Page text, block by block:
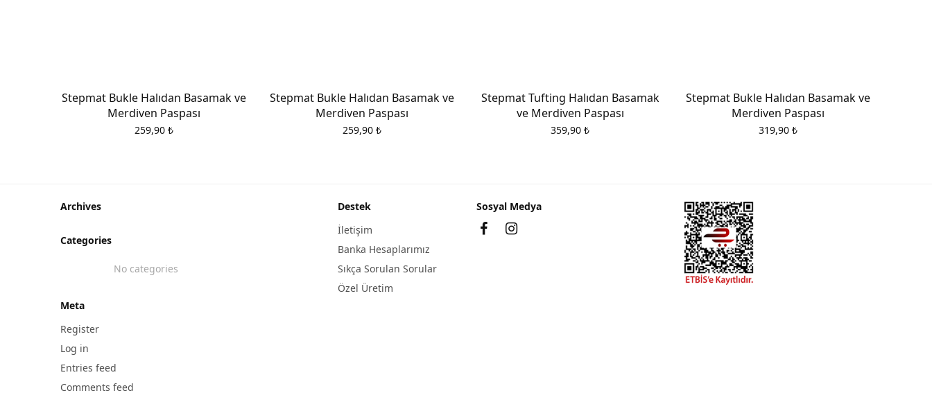
Stepmat Bukle Halıdan Basamak ve
Merdiven Paspası
259,90 ₺
Stepmat Bukle Halıdan Basamak ve
Merdiven Paspası
259,90 ₺
Stepmat Tufting Halıdan Basamak
ve Merdiven Paspası
359,90 ₺
Stepmat Bukle Halıdan Basamak ve
Merdiven Paspası
319,90 ₺
Archives
Categories
No categories
Meta
Register
Log in
Entries feed
Comments feed
Destek
İletişim
Banka Hesaplarımız
Sıkça Sorulan Sorular
Özel Üretim
Sosyal Medya